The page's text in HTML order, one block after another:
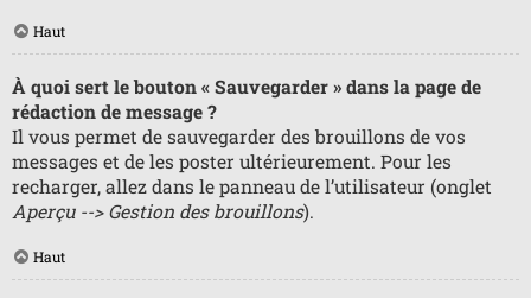
Haut
À quoi sert le bouton « Sauvegarder » dans la page de
rédaction de message ?
Il vous permet de sauvegarder des brouillons de vos
messages et de les poster ultérieurement. Pour les
recharger, allez dans le panneau de l’utilisateur (onglet
Aperçu --> Gestion des brouillons).
Haut